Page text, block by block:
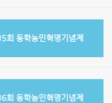
회 동학농민혁명기념제
회 동학농민혁명기념제